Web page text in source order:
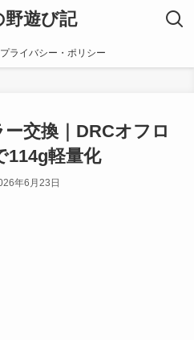
野遊び記
プライバシー・ポリシー
交換｜DRCオフロ
114g軽量化
年6月23日